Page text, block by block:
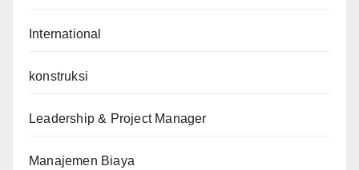
International
konstruksi
Leadership & Project Manager
Manajemen Biaya